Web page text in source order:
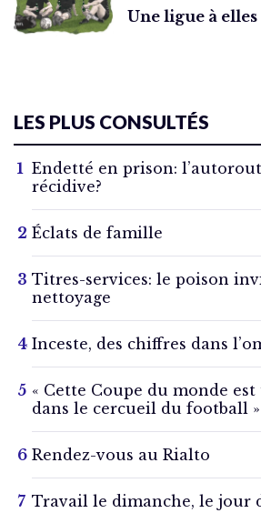
Une ligue à elles
LES PLUS CONSULTÉS
Endetté en prison:
récidive?
Éclats de famille
Titres-services: le poison
nettoyage
Inceste, des chiffres dans
« Cette Coupe du monde
dans le cercueil du football »
Rendez-vous au Rialto
Travail le dimanche, le jour